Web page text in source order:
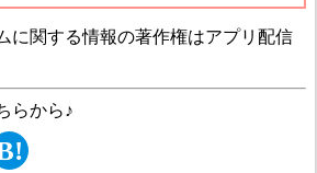
に関する情報の著作権はアプリ配信
らから♪